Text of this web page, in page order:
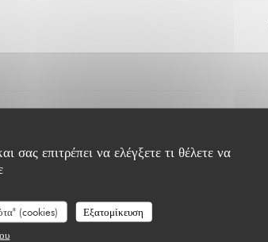
σας επιτρέπει να ελέγξετε τι θέλετε να
(cookies)
Εξατομίκευση